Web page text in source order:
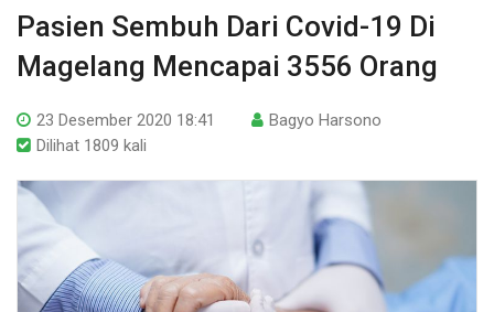
Pasien Sembuh Dari Covid-19 Di
Magelang Mencapai 3556 Orang
23 Desember 2020 18:41
Bagyo Harsono
Dilihat 1809 kali